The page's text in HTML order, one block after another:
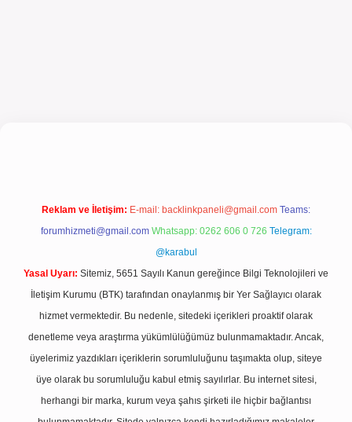
Reklam ve İletişim: E-mail: backlinkpaneli@gmail.com Teams:
forumhizmeti@gmail.com Whatsapp: 0262 606 0 726 Telegram:
@karabul
Yasal Uyarı: Sitemiz, 5651 Sayılı Kanun gereğince Bilgi Teknolojileri ve
İletişim Kurumu (BTK) tarafından onaylanmış bir Yer Sağlayıcı olarak
hizmet vermektedir. Bu nedenle, sitedeki içerikleri proaktif olarak
denetleme veya araştırma yükümlülüğümüz bulunmamaktadır. Ancak,
üyelerimiz yazdıkları içeriklerin sorumluluğunu taşımakta olup, siteye
üye olarak bu sorumluluğu kabul etmiş sayılırlar. Bu internet sitesi,
herhangi bir marka, kurum veya şahıs şirketi ile hiçbir bağlantısı